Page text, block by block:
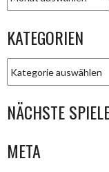
KATEGORIEN
NÄCHSTE
META